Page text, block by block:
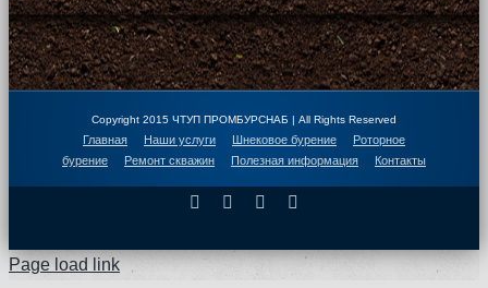
Copyright 2015 ЧТУП ПРОМБУРСНАБ | All Rights Reserved
Главная Наши услуги Шнековое бурение
Роторное
бурение
Ремонт скважин Полезная информация Контакты
Facebook Instagram
Page load link